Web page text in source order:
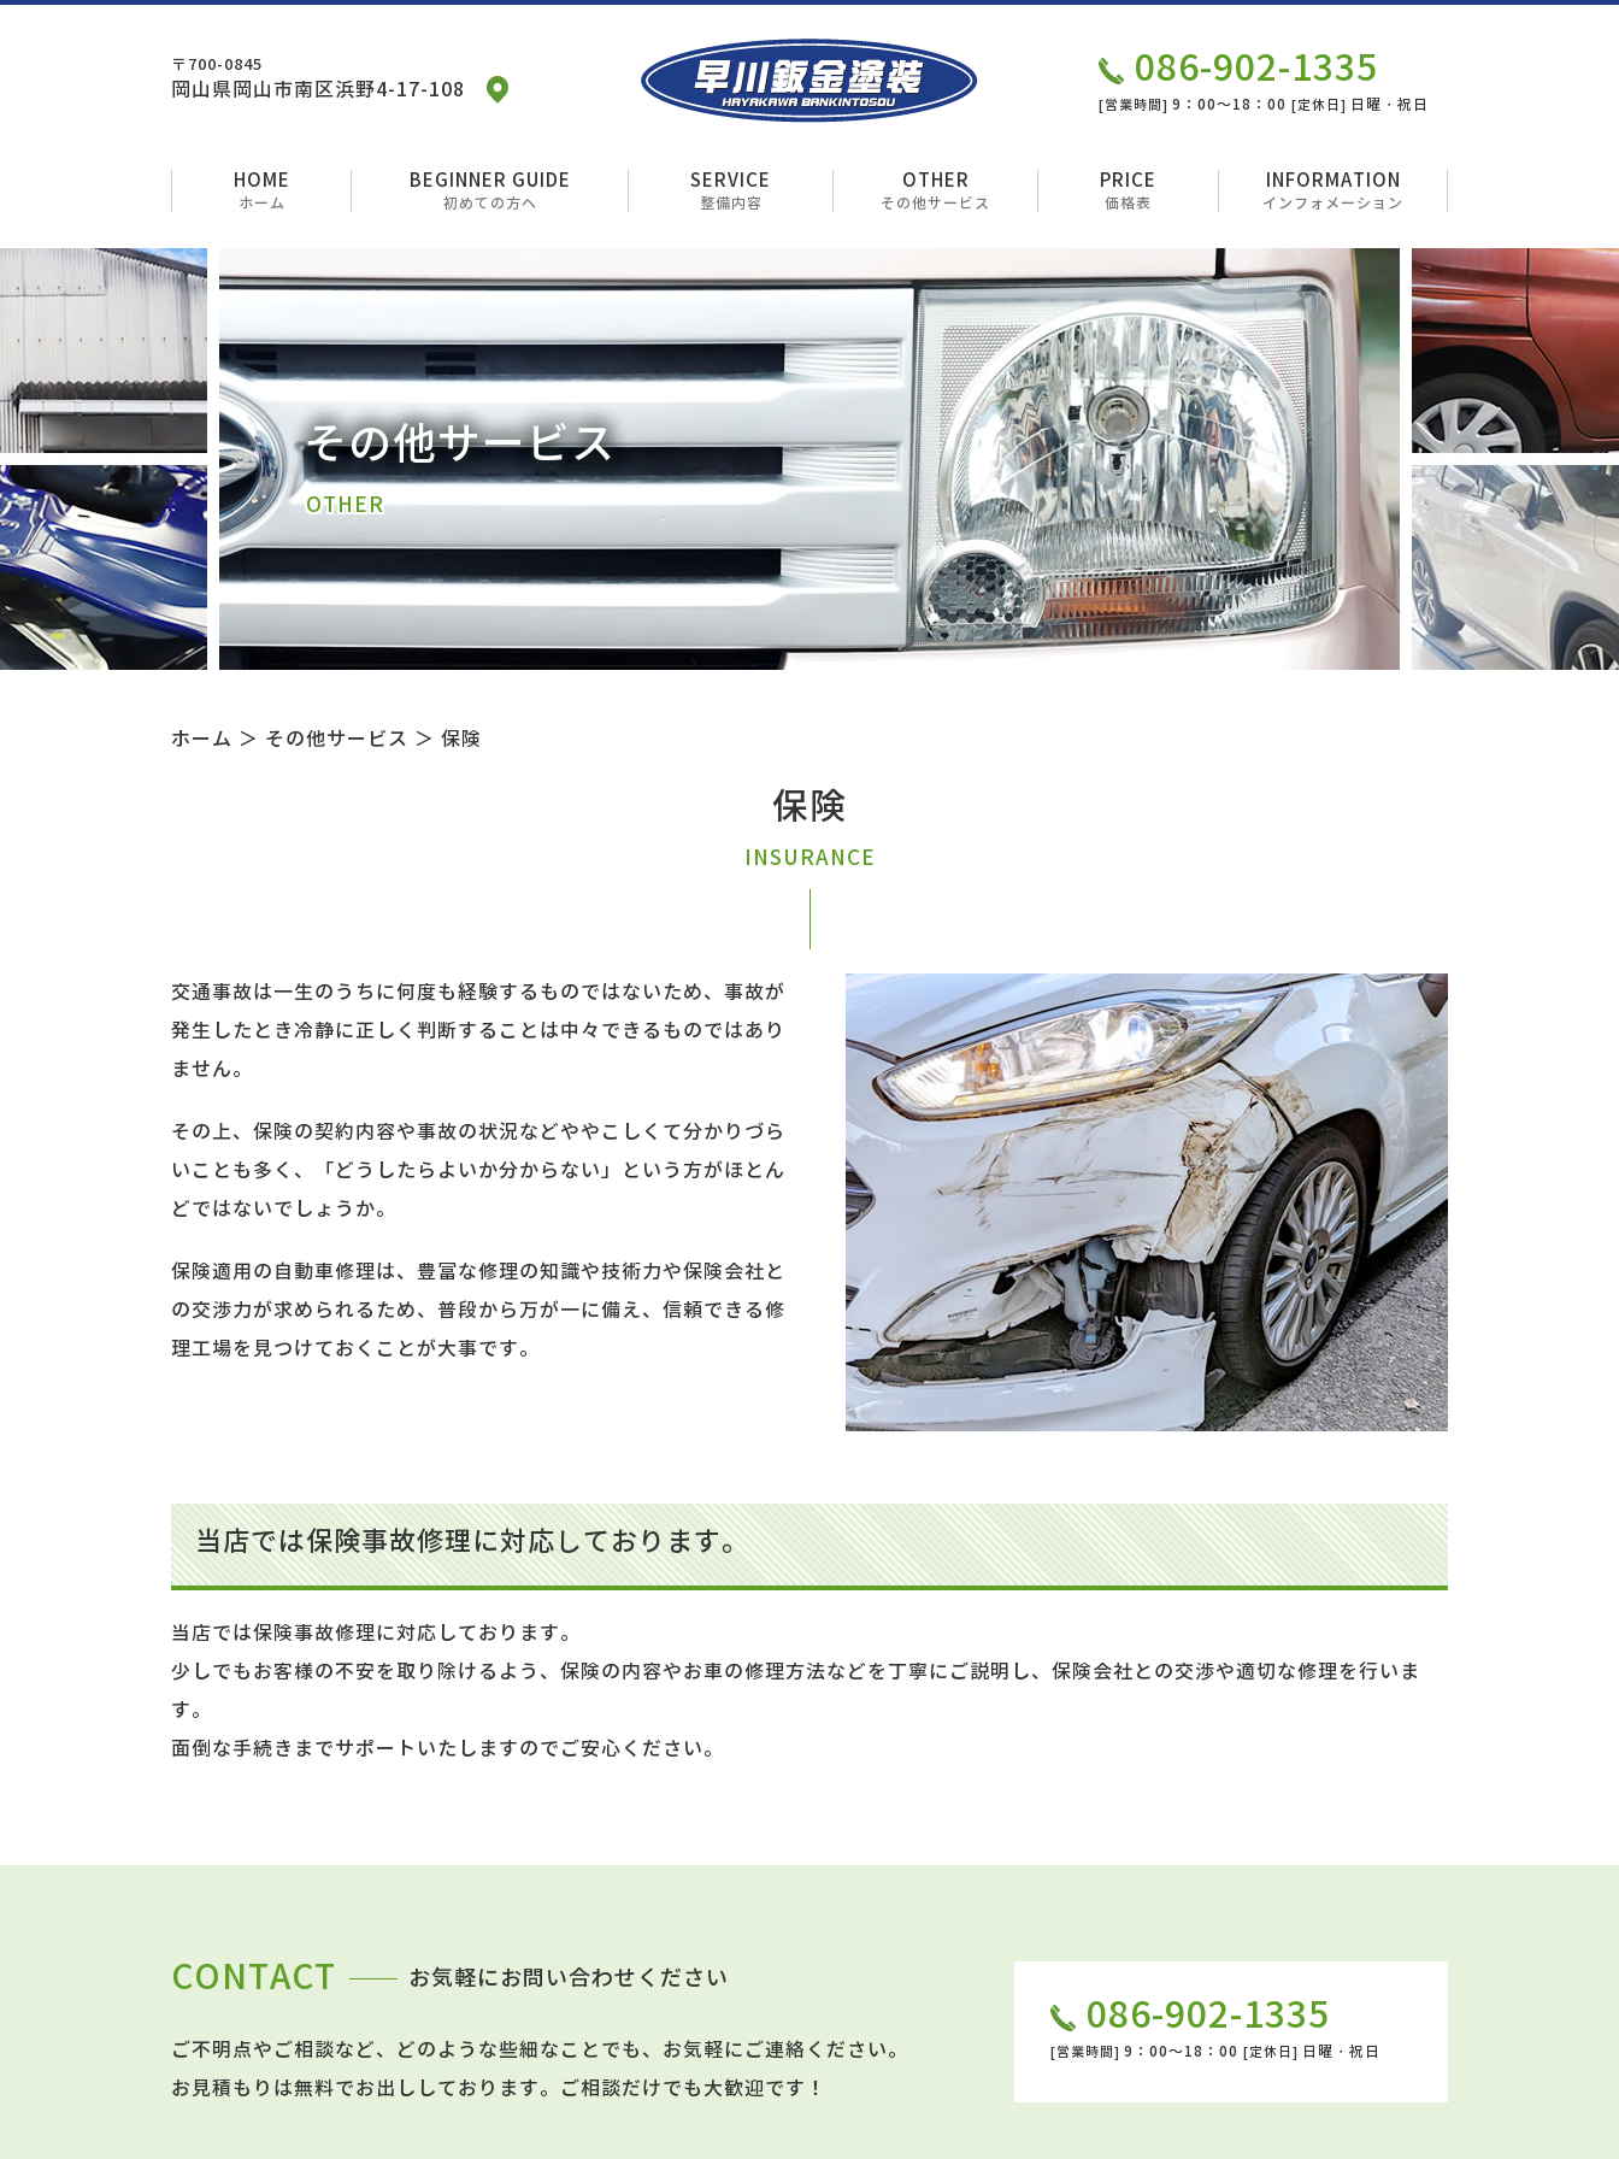
〒700-0845
岡山県岡山市南区浜野4-17-108 086-902-1335
[営業時間] 9：00～18：00 [定休日] 日曜・祝日
HOME
ホーム
BEGINNER GUIDE
初めての方へ
SERVICE
整備内容
OTHER
その他サービス
PRICE
価格表
INFORMATION
インフォメーション
その他サービス
OTHER
ホーム ＞ その他サービス ＞ 保険
保険
INSURANCE
交通事故は一生のうちに何度も経験するものではないため、事故が
発生したとき冷静に正しく判断することは中々できるものではあり
ません。
その上、保険の契約内容や事故の状況などややこしくて分かりづら
いことも多く、「どうしたらよいか分からない」という方がほとん
どではないでしょうか。
保険適用の自動車修理は、豊富な修理の知識や技術力や保険会社と
の交渉力が求められるため、普段から万が一に備え、信頼できる修
理工場を見つけておくことが大事です。
当店では保険事故修理に対応しております。
当店では保険事故修理に対応しております。
少しでもお客様の不安を取り除けるよう、保険の内容やお車の修理方法などを丁寧にご説明し、保険会社との交渉や適切な修理を行いま
す。
面倒な手続きまでサポートいたしますのでご安心ください。
CONTACT お気軽にお問い合わせください
ご不明点やご相談など、どのような些細なことでも、お気軽にご連絡ください。
お見積もりは無料でお出ししております。ご相談だけでも大歓迎です！
086-902-1335
[営業時間] 9：00～18：00 [定休日] 日曜・祝日